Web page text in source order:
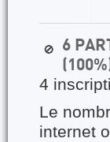
🚫
6
4
Le
internet